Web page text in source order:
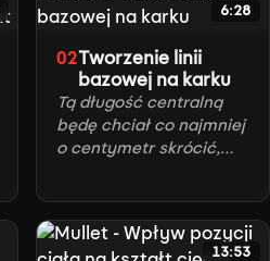
6:28
02Tworzenie linii
bazowej na karku
Tą długość centralną
będę chciał co najmniej
o centymetr skrócić,
13:53